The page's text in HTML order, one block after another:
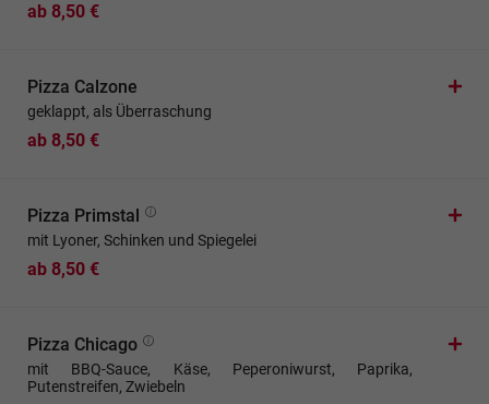
ab 8,50 €
Pizza Calzone
geklappt, als Überraschung
ab 8,50 €
Pizza Primstal
mit Lyoner, Schinken und Spiegelei
ab 8,50 €
Pizza Chicago
mit BBQ-Sauce, Käse, Peperoniwurst, Paprika,
Putenstreifen, Zwiebeln